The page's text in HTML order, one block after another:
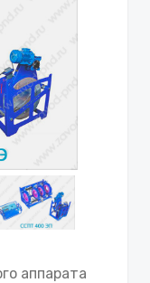
аппарата